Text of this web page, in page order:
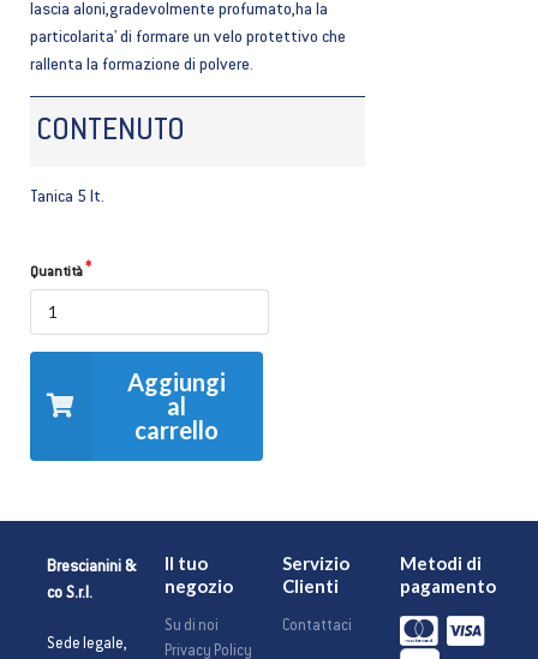
lascia aloni,gradevolmente profumato,ha la
particolarita' di formare un velo protettivo che
rallenta la formazione di polvere.
CONTENUTO
Tanica 5 lt.
Quantità
Aggiungi
al
carrello
Brescianini &
co S.r.l.
Sede legale,
Il tuo
negozio
Su di noi
Privacy Policy
Servizio
Clienti
Contattaci
Metodi di
pagamento